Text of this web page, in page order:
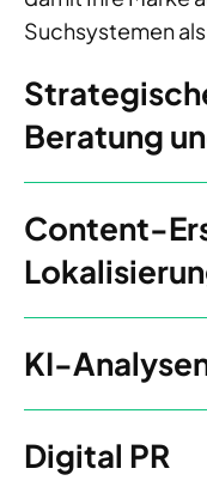
Suchsystemen
Beratung
Content-
KI-
Digital PR